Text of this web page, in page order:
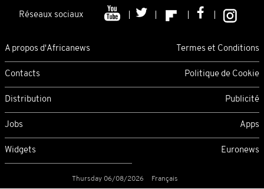
Réseaux sociaux
A propos d'Africanews Termes et Conditions
Contacts Politique de Cookie
Distribution Publicité
Jobs Apps
Widgets Euronews
Thursday 06/08/2026